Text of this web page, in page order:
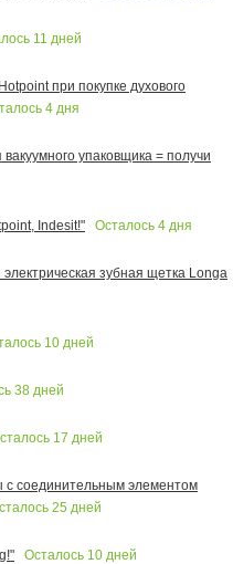
11 дней
при покупке духового
4 дня
упаковщика = получи
Indesit!"
Осталось 4 дня
зубная щетка Longa
10 дней
38 дней
17 дней
соединительным элементом
25 дней
Осталось 10 дней